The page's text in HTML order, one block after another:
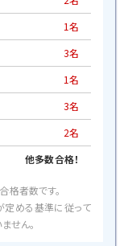
！
！
up！
up！
にお通いの
テスト生は含み
いの生徒さん
です。
せん。
生が頑張って
1名
3名
1名
3名
2名
他多数合格！
者数です。
める基準に従って
せん。